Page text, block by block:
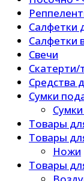
Салфетки
Салфетки
Свечи
Средства
Сумки
Товары
Товары
Ножи
Товары